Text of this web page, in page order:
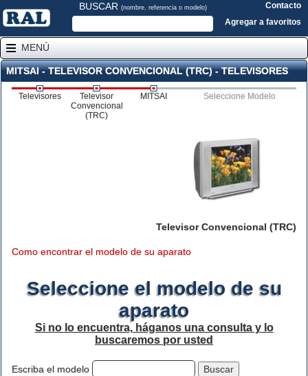
BUSCAR (nombre, referencia o modelo)
Contacto
Agregar a favoritos
MENÚ
MITSAI - TELEVISOR CONVENCIONAL (TRC) - TELEVISORES
Televisores
Televisor
Convencional
(TRC)
MITSAI Seleccione Modelo
Televisor Convencional (TRC)
Como encontrar el modelo de su aparato
Seleccione el modelo de su
aparato
Si no lo encuentra, háganos una consulta y lo
buscaremos por usted
Escriba el modelo